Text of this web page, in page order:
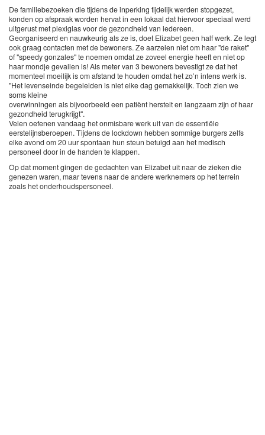
De familiebezoeken die tijdens de inperking tijdelijk werden stopgezet,
konden op afspraak worden hervat in een lokaal dat hiervoor speciaal werd
uitgerust met plexiglas voor de gezondheid van iedereen.
Georganiseerd en nauwkeurig als ze is, doet Elizabet geen half werk. Ze legt
ook graag contacten met de bewoners. Ze aarzelen niet om haar "de raket"
of "speedy gonzales" te noemen omdat ze zoveel energie heeft en niet op
haar mondje gevallen is! Als meter van 3 bewoners bevestigt ze dat het
momenteel moeilijk is om afstand te houden omdat het zo’n intens werk is.
"Het levenseinde begeleiden is niet elke dag gemakkelijk. Toch zien we
soms kleine
overwinningen als bijvoorbeeld een patiënt herstelt en langzaam zijn of haar
gezondheid terugkrijgt".
Velen oefenen vandaag het onmisbare werk uit van de essentiële
eerstelijnsberoepen. Tijdens de lockdown hebben sommige burgers zelfs
elke avond om 20 uur spontaan hun steun betuigd aan het medisch
personeel door in de handen te klappen.
Op dat moment gingen de gedachten van Elizabet uit naar de zieken die
genezen waren, maar tevens naar de andere werknemers op het terrein
zoals het onderhoudspersoneel.